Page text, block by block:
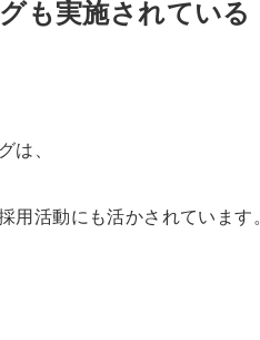
も実施されている
、
用活動にも活かされています。